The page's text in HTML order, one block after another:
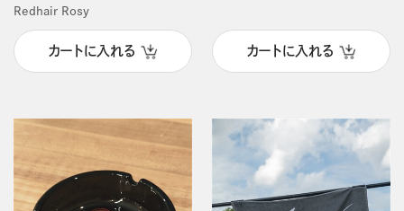
Redhair Rosy
カートに入れる カートに入れる